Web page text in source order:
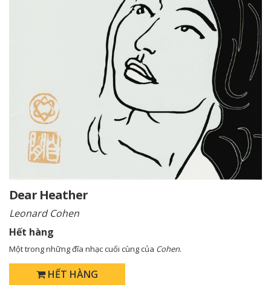
Dear Heather
Leonard Cohen
Hết hàng
Một trong những đĩa nhạc cuối cùng của Cohen.
HẾT HÀNG